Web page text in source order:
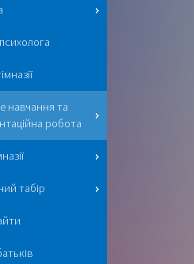
навчання та
робота
табір